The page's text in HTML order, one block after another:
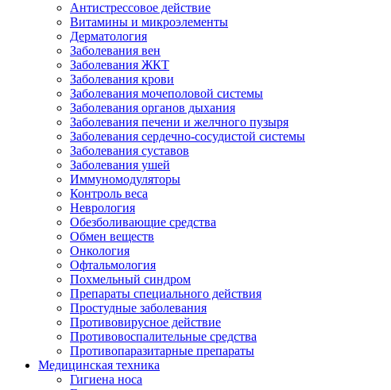
Антистрессовое действие
Витамины и микроэлементы
Дерматология
Заболевания вен
Заболевания ЖКТ
Заболевания крови
Заболевания мочеполовой системы
Заболевания органов дыхания
Заболевания печени и желчного пузыря
Заболевания сердечно-сосудистой системы
Заболевания суставов
Заболевания ушей
Иммуномодуляторы
Контроль веса
Неврология
Обезболивающие средства
Обмен веществ
Онкология
Офтальмология
Похмельный синдром
Препараты специального действия
Простудные заболевания
Противовирусное действие
Противовоспалительные средства
Противопаразитарные препараты
Медицинская техника
Гигиена носа